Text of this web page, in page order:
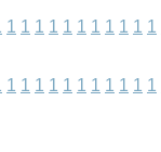
1 1 1 1 1 1 1 1 1 1 1
1 1 1 1 1 1 1 1 1 1 1